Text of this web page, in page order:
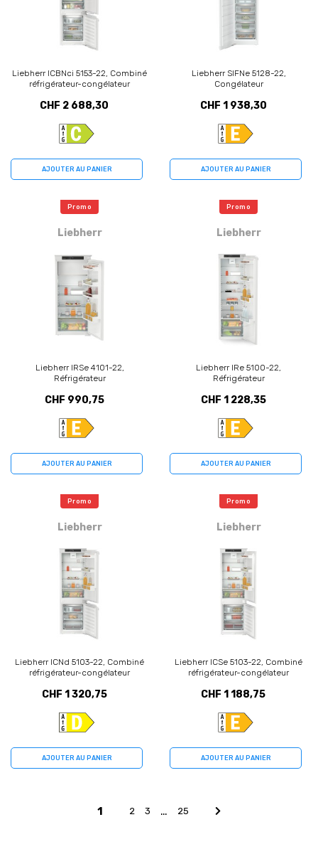
Liebherr ICBNci 5153-22, Combiné
réfrigérateur-congélateur
CHF 2 688,30
AJOUTER AU PANIER
Liebherr SIFNe 5128-22,
Congélateur
CHF 1 938,30
AJOUTER AU PANIER
Promo
Liebherr
Liebherr IRSe 4101-22,
Réfrigérateur
CHF 990,75
AJOUTER AU PANIER
Promo
Liebherr
Liebherr IRe 5100-22,
Réfrigérateur
CHF 1 228,35
AJOUTER AU PANIER
Promo
Liebherr
Liebherr ICNd 5103-22, Combiné
réfrigérateur-congélateur
CHF 1 320,75
AJOUTER AU PANIER
Promo
Liebherr
Liebherr ICSe 5103-22, Combiné
réfrigérateur-congélateur
CHF 1 188,75
AJOUTER AU PANIER
1 2 3 … 25